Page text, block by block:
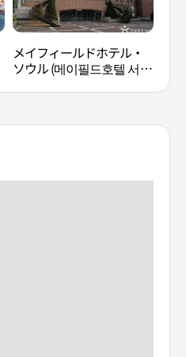
メイフィールドホテル・
ソウル (메이필드호텔 서